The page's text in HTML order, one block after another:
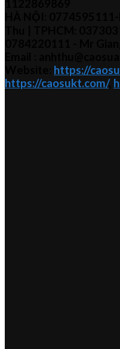
https://
https://caosukt.com/,